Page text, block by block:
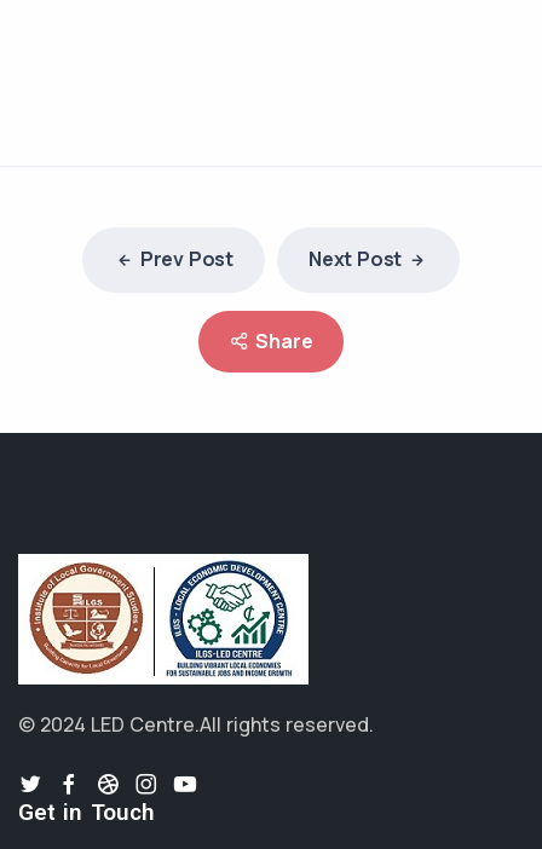
Prev Post Next Post
Share
© 2024 LED Centre.All rights reserved.
Get in Touch